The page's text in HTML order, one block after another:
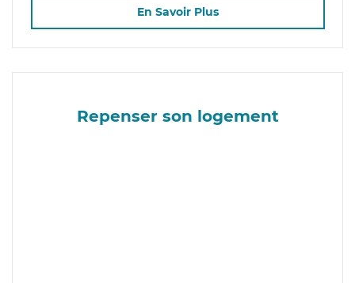
En Savoir Plus
Repenser son logement